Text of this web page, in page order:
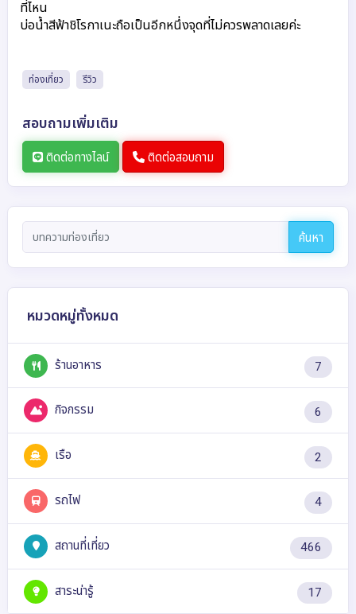
ที่ไหน
บ่อน้ำสีฟ้าชิโรกาเนะถือเป็นอีกหนึ่งจุดที่ไม่ควรพลาดเลยค่ะ
ท่องเที่ยว รีวิว
สอบถามเพิ่มเติม
ติดต่อทางไลน์ ติดต่อสอบถาม
ค้นหา
หมวดหมู่ทั้งหมด
ร้านอาหาร 7
กิจกรรม 6
เรือ 2
รถไฟ 4
สถานที่เที่ยว 466
สาระน่ารู้ 17